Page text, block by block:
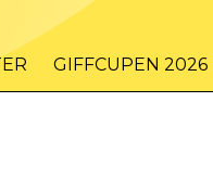
GIFFCUPEN 2026